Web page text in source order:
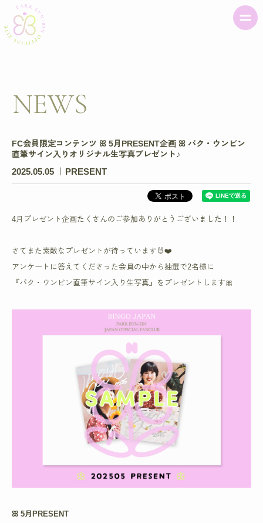
NEWS
FC会員限定コンテンツ ꕤ 5月PRESENT企画 ꕤ パク・ウンビン
直筆サイン入りオリジナル生写真プレゼント♪
2025.05.05 PRESENT
4月プレゼント企画たくさんのご参加ありがとうございました！！
さてまた素敵なプレゼントが待っています🐰❤️
アンケートに答えてくださった会員の中から抽選で2名様に
『パク・ウンビン直筆サイン入り生写真』をプレゼントします🎀
ꕤ 5月PRESENT